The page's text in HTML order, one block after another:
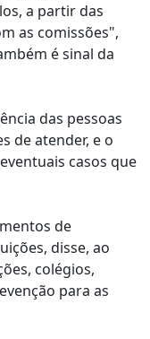
a partir das
as comissões",
é sinal da
das pessoas
de atender, e o
casos que
de
disse, ao
colégios,
para as